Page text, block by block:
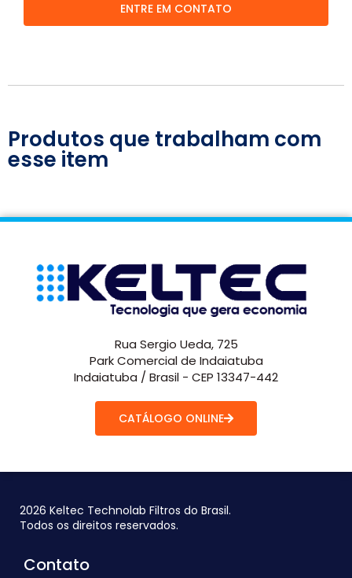
ENTRE EM CONTATO
Produtos que trabalham com
esse item
Rua Sergio Ueda, 725
Park Comercial de Indaiatuba
Indaiatuba / Brasil - CEP 13347-442
CATÁLOGO ONLINE
2026 Keltec Technolab Filtros do Brasil.
Todos os direitos reservados.
Contato